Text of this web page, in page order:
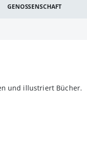
GENOSSENSCHAFT
und illustriert Bücher.